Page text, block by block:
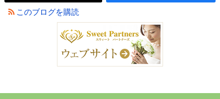
このブログを購読